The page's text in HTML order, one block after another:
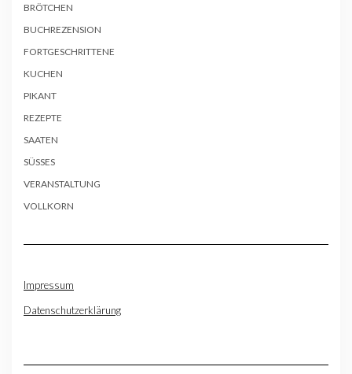
BRÖTCHEN
BUCHREZENSION
FORTGESCHRITTENE
KUCHEN
PIKANT
REZEPTE
SAATEN
SÜSSES
VERANSTALTUNG
VOLLKORN
Impressum
Datenschutzerklärung